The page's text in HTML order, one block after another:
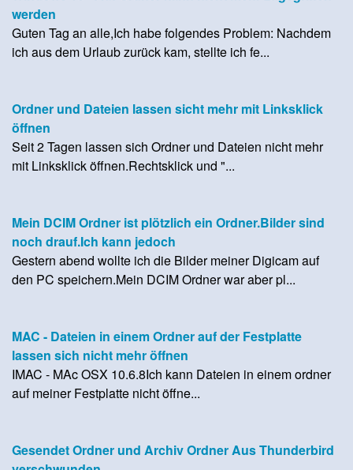
werden
Guten Tag an alle,Ich habe folgendes Problem: Nachdem
ich aus dem Urlaub zurück kam, stellte ich fe...
Ordner und Dateien lassen sicht mehr mit Linksklick
öffnen
Seit 2 Tagen lassen sich Ordner und Dateien nicht mehr
mit Linksklick öffnen.Rechtsklick und "...
Mein DCIM Ordner ist plötzlich ein Ordner.Bilder sind
noch drauf.Ich kann jedoch
Gestern abend wollte ich die Bilder meiner Digicam auf
den PC speichern.Mein DCIM Ordner war aber pl...
MAC - Dateien in einem Ordner auf der Festplatte
lassen sich nicht mehr öffnen
IMAC - MAc OSX 10.6.8Ich kann Dateien in einem ordner
auf meiner Festplatte nicht öffne...
Gesendet Ordner und Archiv Ordner Aus Thunderbird